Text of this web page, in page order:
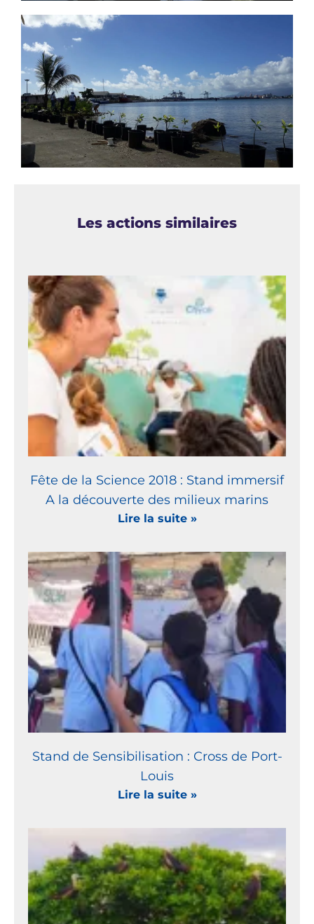
Les actions similaires
Fête de la Science 2018 : Stand immersif
A la découverte des milieux marins
Lire la suite »
Stand de Sensibilisation : Cross de Port-
Louis
Lire la suite »